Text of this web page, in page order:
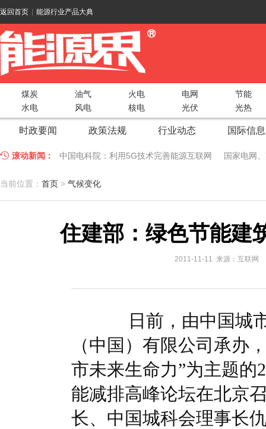
返回首页 能源行业产品大典
煤炭 油气 火电 电网
节能
水电
风电 核电 光伏 光热
时政要闻 政策法规 行业动态 国际信息
滚动新闻： 中国电科院：利用5G技术完善能源互联网 国家电网
江苏车牛山岛智能微电网验收投运
因储能而智慧，为储能而创新——第五届国际储能峰会
低温冷凝技术助力大气污染防治，打造清洁型绿色工业
当前位置： 首页 > 气候变化
住建部：绿色节能建
2011-11-11 来源：互联网
日前，由中国城市
（中国）有限公司承
市未来生命力”为主题的
能减排高峰论坛在北京
长、中国城科会理事长